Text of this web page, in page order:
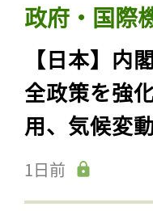
政府・国際
【日本】内
全政策を強
用、気候変
1日前